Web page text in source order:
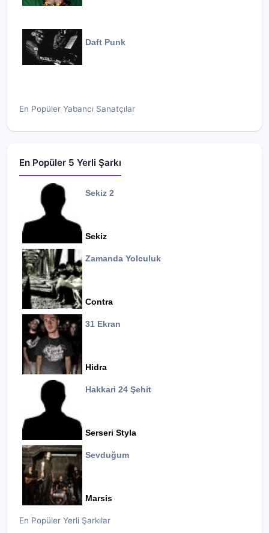
Daft Punk
En Popüler Yabancı Sanatçılar
En Popüler 5 Yerli Şarkı
Sekiz 2
Sekiz
Zamanda Yolculuk
Contra
31 Ekran
Hidra
Hakkari 24 Şehit
Serseri Styla
Sevduğum
Marsis
En Popüler Yerli Şarkılar